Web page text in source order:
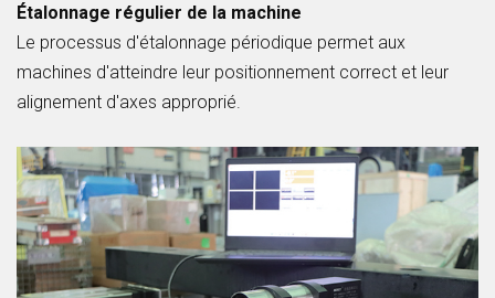
Étalonnage régulier de la machine
Le processus d'étalonnage périodique permet aux
machines d'atteindre leur positionnement correct et leur
alignement d'axes approprié.